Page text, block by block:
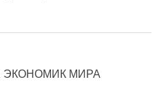
ЭКОНОМИК МИРА